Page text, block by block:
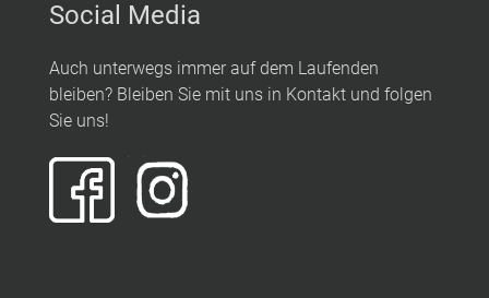
Social Media
Auch unterwegs immer auf dem Laufenden
bleiben? Bleiben Sie mit uns in Kontakt und folgen
Sie uns!